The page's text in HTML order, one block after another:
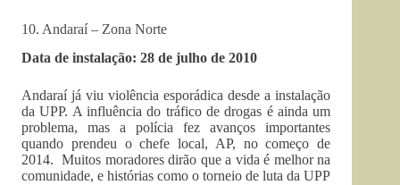
10. Andaraí – Zona Norte
Data de instalação: 28 de julho de 2010
Andaraí já viu violência esporádica desde a instalação
da UPP. A influência do tráfico de drogas é ainda um
problema, mas a polícia fez avanços importantes
quando prendeu o chefe local, AP, no começo de
2014. Muitos moradores dirão que a vida é melhor na
comunidade, e histórias como o torneio de luta da UPP